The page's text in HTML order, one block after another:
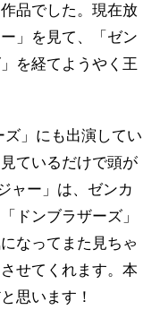
品でした。現在放
」を見て、「ゼン
を経てようやく王
ズ」にも出演してい
ているだけで頭が
ャー」は、ゼンカ
ドンブラザーズ」
なってまた見ちゃ
せてくれます。本
思います！